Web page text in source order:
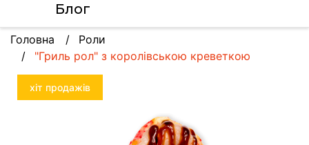
Блог
Головна
Роли
"Гриль рол" з королівською креветкою
хіт продажів